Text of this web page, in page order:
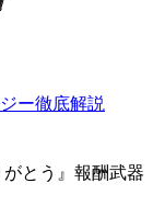
ー徹底解説
とう』報酬武器